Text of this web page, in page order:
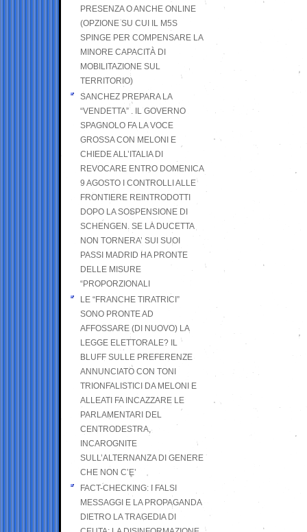
PRESENZA O ANCHE ONLINE
(OPZIONE SU CUI IL M5S
SPINGE PER COMPENSARE LA
MINORE CAPACITÀ DI
MOBILITAZIONE SUL
TERRITORIO)
SANCHEZ PREPARA LA
“VENDETTA” . IL GOVERNO
SPAGNOLO FA LA VOCE
GROSSA CON MELONI E
CHIEDE ALL’ITALIA DI
REVOCARE ENTRO DOMENICA
9 AGOSTO I CONTROLLI ALLE
FRONTIERE REINTRODOTTI
DOPO LA SOSPENSIONE DI
SCHENGEN. SE LA DUCETTA
NON TORNERA’ SUI SUOI
PASSI MADRID HA PRONTE
DELLE MISURE
“PROPORZIONALI
LE “FRANCHE TIRATRICI”
SONO PRONTE AD
AFFOSSARE (DI NUOVO) LA
LEGGE ELETTORALE? IL
BLUFF SULLE PREFERENZE
ANNUNCIATO CON TONI
TRIONFALISTICI DA MELONI E
ALLEATI FA INCAZZARE LE
PARLAMENTARI DEL
CENTRODESTRA,
INCAROGNITE
SULL’ALTERNANZA DI GENERE
CHE NON C’E’
FACT-CHECKING: I FALSI
MESSAGGI E LA PROPAGANDA
DIETRO LA TRAGEDIA DI